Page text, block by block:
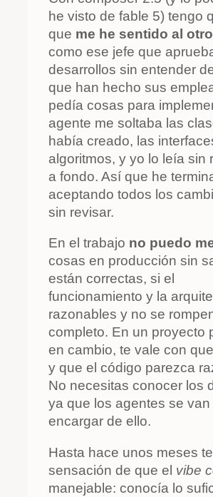
he visto de fable 5) tengo
que me he sentido al
como ese jefe que
desarrollos sin entender
que han hecho sus
pedía cosas para
agente me soltaba las
había creado, las
algoritmos, y yo lo leía sin
a fondo. Así que he
aceptando todos los
sin revisar.
En el trabajo no puedo
cosas en producción sin
están correctas, si el
funcionamiento y la
razonables y no se
completo. En un proyecto
en cambio, te vale con
y que el código parezca
No necesitas conocer los
ya que los agentes se van
encargar de ello.
Hasta hace unos meses
sensación de que el vibe
manejable: conocía lo